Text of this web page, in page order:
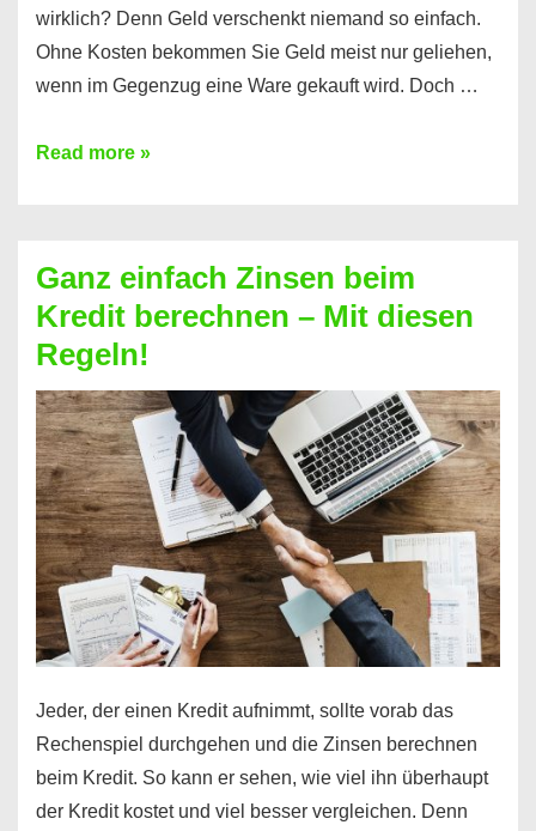
wirklich? Denn Geld verschenkt niemand so einfach.
Ohne Kosten bekommen Sie Geld meist nur geliehen,
wenn im Gegenzug eine Ware gekauft wird. Doch …
Einen
bekommen?
So
ist
es
möglich!
Read more »
Ganz einfach Zinsen beim
Kredit berechnen – Mit diesen
Regeln!
Jeder, der einen Kredit aufnimmt, sollte vorab das
Rechenspiel durchgehen und die Zinsen berechnen
beim Kredit. So kann er sehen, wie viel ihn überhaupt
der Kredit kostet und viel besser vergleichen. Denn